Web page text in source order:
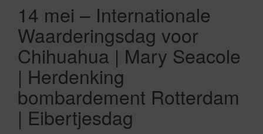
14 mei – Internationale
Waarderingsdag voor
Chihuahua | Mary Seacole
| Herdenking
bombardement Rotterdam
| Eibertjesdag